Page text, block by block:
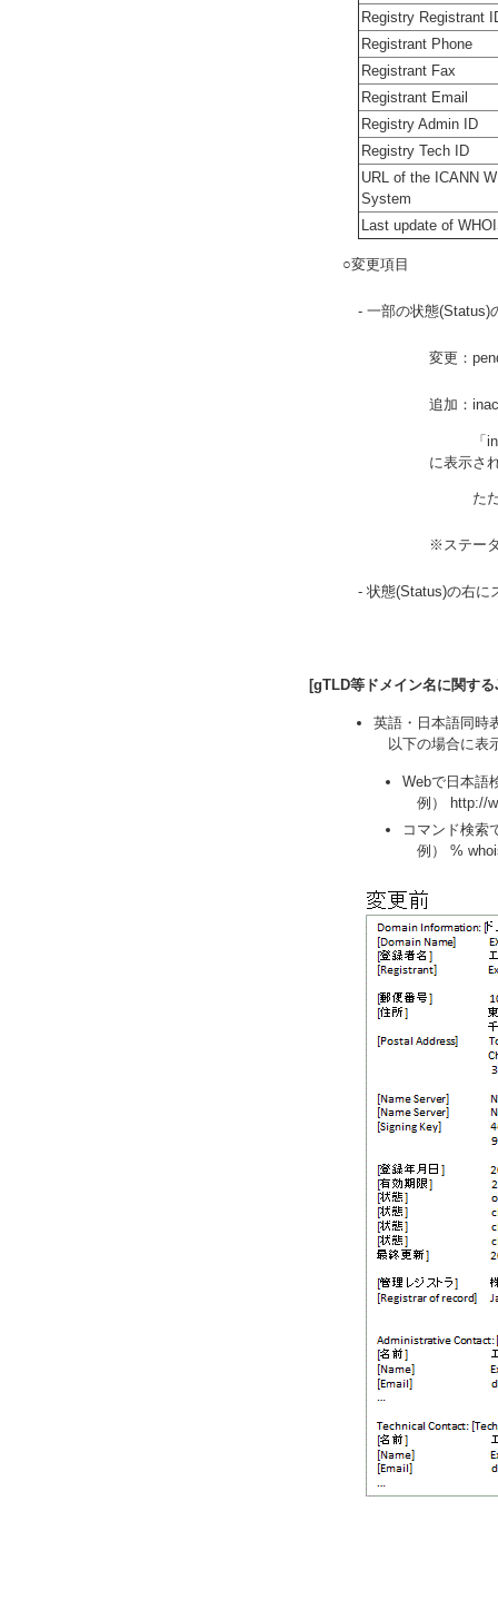
Registry Registrant
Registrant Phone
Registrant Fax
Registrant Email
Registry Admin ID
Registry Tech ID
URL of the ICANN
System
Last update of
○変更項目
- 一部の状態(Status)
変更：
追加：
「
に表示さ
ただし
※ステー
- 状態(Status)の右に
[gTLD等ドメイン名に関す
英語・日本語同時
以下の場合に表
Webで日本語
例） http://
コマンド検索
例） %